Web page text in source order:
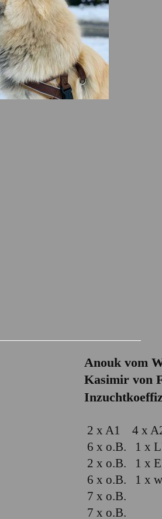
Anouk vom
Kasimir von
2 x A1
6 x o.B. 1 x
2 x o.B. 1 x
6 x o.B. 1 x
7 x o.B.
7 x o.B.